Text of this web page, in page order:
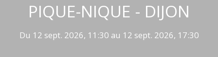
PIQUE-NIQUE - DIJON
Du 12 sept. 2026, 11:30 au 12 sept. 2026, 17:30